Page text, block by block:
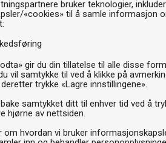
bruker teknologier,
«cookies» til å samle informasjon
gir du din tillatelse til alle disse
vil samtykke til ved å klikke på
trykke «Lagre innstillingene».
samtykket ditt til enhver tid ved å
hjørne av nettsiden.
om hvordan vi bruker